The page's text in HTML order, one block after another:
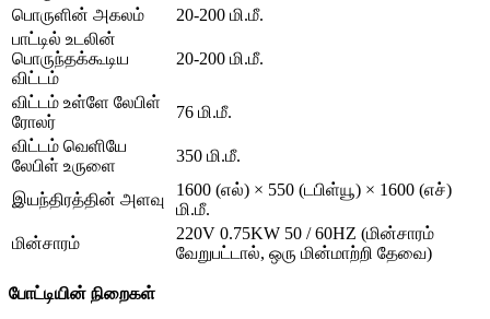
பொருளின் அகலம்
20-200 மி.மீ.
பாட்டில் உடலின்
பொருந்தக்கூடிய
விட்டம்
20-200 மி.மீ.
விட்டம் உள்ளே லேபிள்
ரோலர்
76 மி.மீ.
விட்டம் வெளியே
லேபிள் உருளை
350 மி.மீ.
இயந்திரத்தின் அளவு
1600 (எல்) × 550 (டபிள்யூ) × 1600 (எச்)
மி.மீ.
மின்சாரம்
220V 0.75KW 50 / 60HZ (மின்சாரம்
வேறுபட்டால், ஒரு மின்மாற்றி தேவை)
போட்டியின் நிறைகள்